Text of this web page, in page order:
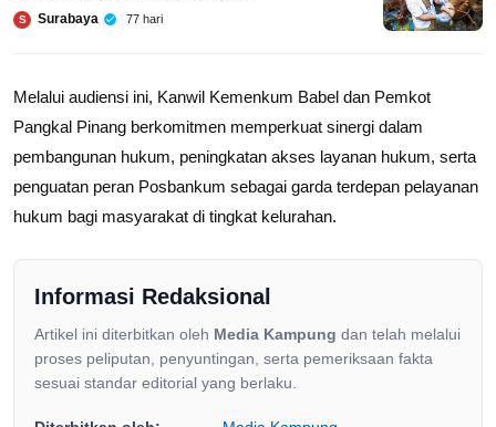
S Surabaya 77 hari
Melalui audiensi ini, Kanwil Kemenkum Babel dan Pemkot
Pangkal Pinang berkomitmen memperkuat sinergi dalam
pembangunan hukum, peningkatan akses layanan hukum, serta
penguatan peran Posbankum sebagai garda terdepan pelayanan
hukum bagi masyarakat di tingkat kelurahan.
Informasi Redaksional
Artikel ini diterbitkan oleh Media Kampung dan telah melalui
proses peliputan, penyuntingan, serta pemeriksaan fakta
sesuai standar editorial yang berlaku.